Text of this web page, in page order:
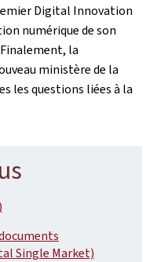
Digital Innovation
numérique de son
la
ministère de la
les questions liées à la
Single Market)